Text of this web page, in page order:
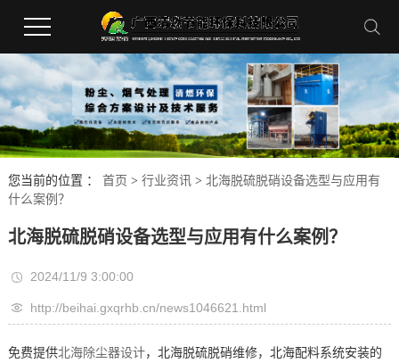
您当前的位置 ： 首页 > 行业资讯 > 北海脱硫脱硝设备选型与应用有
什么案例？
北海脱硫脱硝设备选型与应用有什么案例？
2024/11/9 3:00:00
http://beihai.gxqrhb.cn/news1046621.html
免费提供北海除尘器设计，北海脱硫脱硝维修，北海配料系统安装的